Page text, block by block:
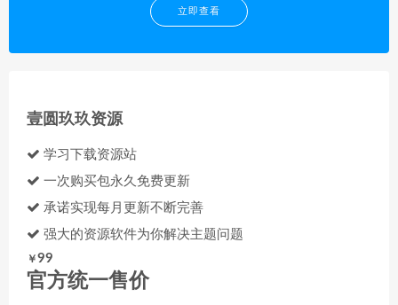
立即查看
壹圆玖玖资源
学习下载资源站
一次购买包永久免费更新
承诺实现每月更新不断完善
强大的资源软件为你解决主题问题
￥99
官方统一售价